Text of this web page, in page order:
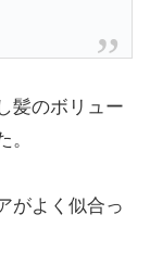
髪のボリュー
がよく似合っ